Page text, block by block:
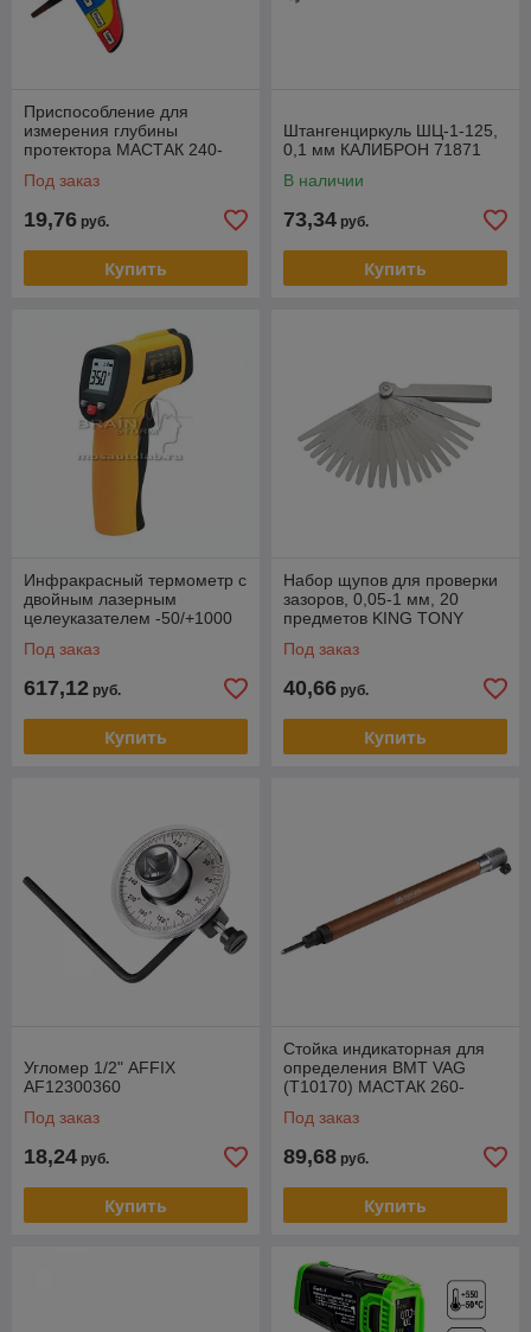
Приспособление для
измерения глубины
протектора МАСТАК 240-
Под заказ
19,76 руб.
Купить
Штангенциркуль ШЦ-1-125,
0,1 мм КАЛИБРОН 71871
В наличии
73,34 руб.
Купить
Инфракрасный термометр с
двойным лазерным
целеуказателем -50/+1000
Под заказ
617,12 руб.
Купить
Набор щупов для проверки
зазоров, 0,05-1 мм, 20
предметов KING TONY
Под заказ
40,66 руб.
Купить
Угломер 1/2" AFFIX
AF12300360
Под заказ
18,24 руб.
Купить
Стойка индикаторная для
определения ВМТ VAG
(T10170) МАСТАК 260-
Под заказ
89,68 руб.
Купить